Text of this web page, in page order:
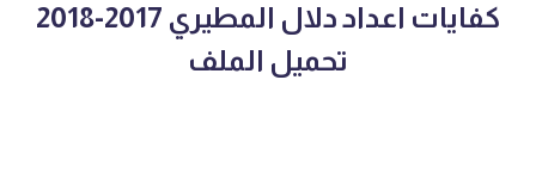
كفايات اعداد دلال المطيري 2017-2018
تحميل الملف